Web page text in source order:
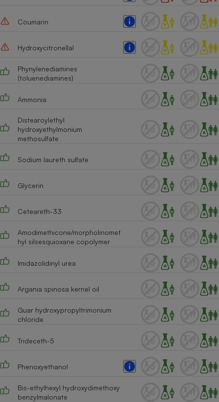
Coumarin
Hydroxycitronellal
Phynylenediamines
(toluenediamines)
Ammonia
Distearoylethyl
hydroxyethylmonium
methosulfate
Sodium laureth sulfate
Glycerin
Ceteareth-33
Amodimethicone/morpholinomet
hyl silsesquioxane copolymer
Imidazolidinyl urea
Argania spinosa kernel oil
Guar hydroxypropyltrimonium
chloride
Trideceth-5
Phenoxyethanol
Bis-ethylhexyl hydroxydimethoxy
benzylmalonate